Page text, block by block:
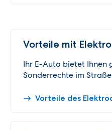
Vorteile mit
Ihr E-Auto bietet Ihnen
Sonderrechte im
Vorteile des